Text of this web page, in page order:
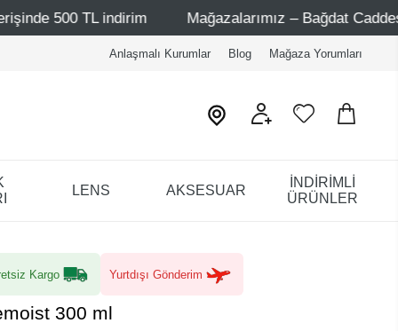
indirim Mağazalarımız – Bağdat Caddesi 1 -
Anlaşmalı Kurumlar Blog Mağaza Yorumları
LENS AKSESUAR
İNDİRİMLİ
ÜRÜNLER
Kargo Yurtdışı Gönderim
300 ml